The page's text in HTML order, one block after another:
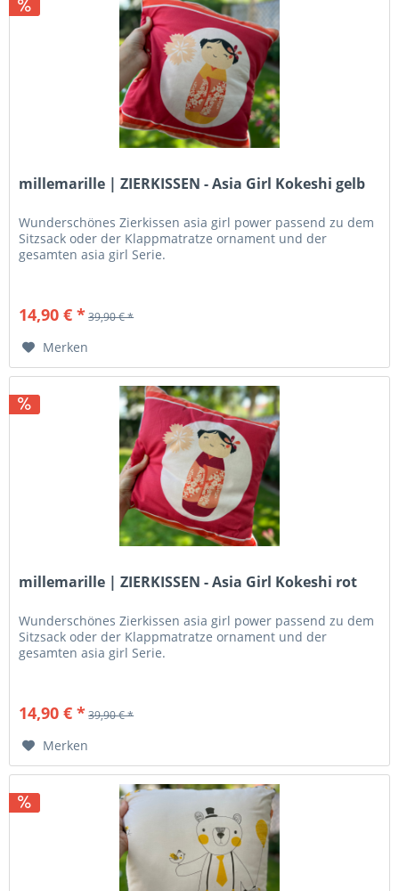
millemarille | ZIERKISSEN - Asia Girl Kokeshi gelb
Wunderschönes Zierkissen asia girl power passend zu dem
Sitzsack oder der Klappmatratze ornament und der
gesamten asia girl Serie.
14,90 € *39,90 € *
Merken
millemarille | ZIERKISSEN - Asia Girl Kokeshi rot
Wunderschönes Zierkissen asia girl power passend zu dem
Sitzsack oder der Klappmatratze ornament und der
gesamten asia girl Serie.
14,90 € *39,90 € *
Merken